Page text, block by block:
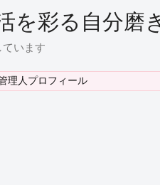
彩る自分磨
います
理人プロフィール